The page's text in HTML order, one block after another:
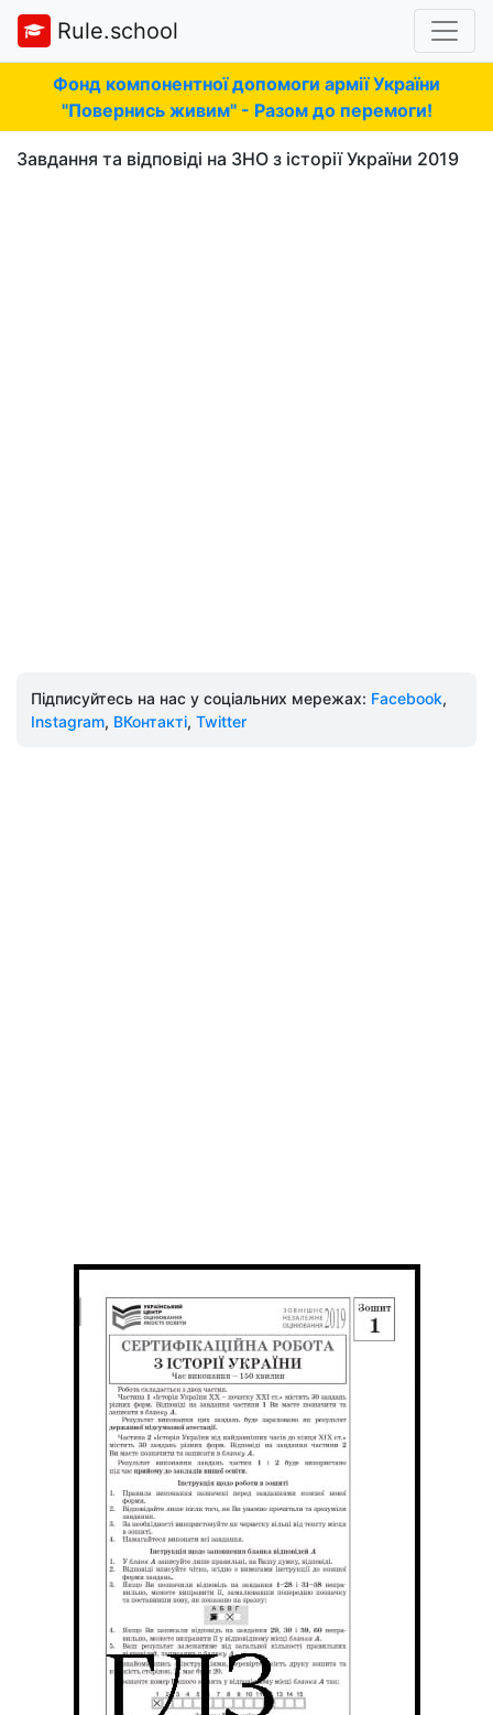
Rule.school
Фонд компонентної допомоги армії України
"Повернись живим" - Разом до перемоги!
Завдання та відповіді на ЗНО з історії України 2019
Підписуйтесь на нас у соціальних мережах: Facebook,
Instagram, ВКонтакті, Twitter